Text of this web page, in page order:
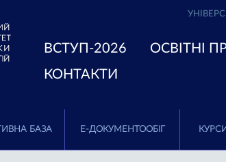
ВСТУП-2026 ОСВІТНІ
КОНТАКТИ
БАЗА Е-ДОКУМЕНТООБІГ